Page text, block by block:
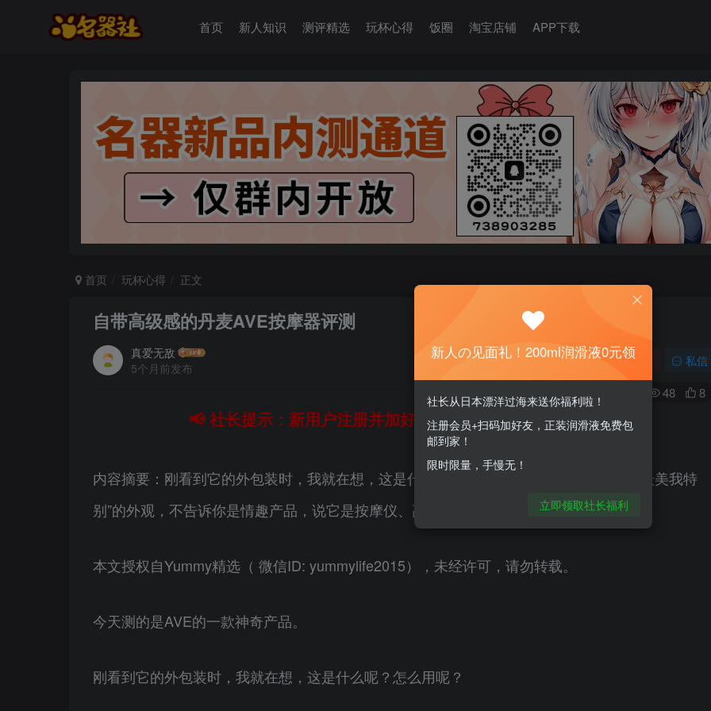
首页 新人知识 测评精选 玩杯心得 饭圈 淘宝店铺 APP下载
首页 玩杯心得 正文
自带高级感的丹麦AVE按摩器评测
真爱无敌
5个月前发布
关注 私信
48 8
📢 社长提示：新用户注册并加好友，免费领200ml润滑液哦～
内容摘要：刚看到它的外包装时，我就在想，这是什么呢？怎么用呢？这“拥抱大自然我最美我特
别”的外观，不告诉你是情趣产品，说它是按摩仪、高科技3C产品也信吧！
本文授权自Yummy精选（ 微信ID: yummylife2015），未经许可，请勿转载。
今天测的是AVE的一款神奇产品。
刚看到它的外包装时，我就在想，这是什么呢？怎么用呢？
新人の见面礼！200ml润滑液0元领
社长从日本漂洋过海来送你福利啦！
注册会员+扫码加好友，正装润滑液免费包
邮到家！
限时限量，手慢无！
立即领取社长福利